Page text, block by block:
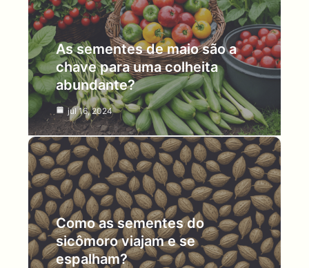
As sementes de maio são a
chave para uma colheita
abundante?
jul 16, 2024
Como as sementes do
sicômoro viajam e se
espalham?